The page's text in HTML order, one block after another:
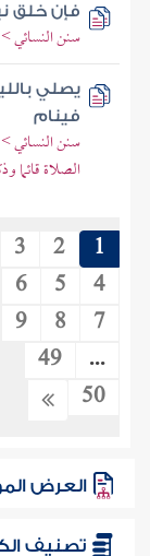
فإن خلق
سنن النسائي
يصلي
فينام
سنن النسائي
الصلاة قائما
1
2
3
4
5
6
7
8
9
...
49
50
العرض
تصنيف